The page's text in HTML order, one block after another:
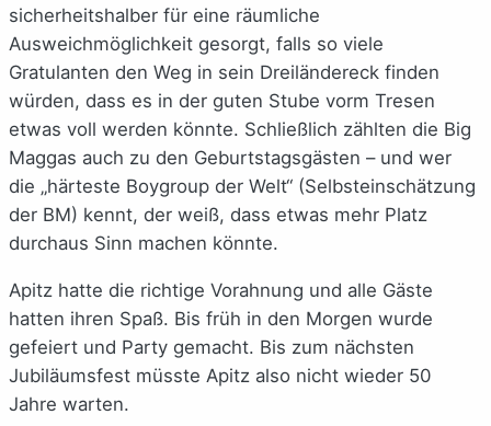
sicherheitshalber für eine räumliche
Ausweichmöglichkeit gesorgt, falls so viele
Gratulanten den Weg in sein Dreiländereck finden
würden, dass es in der guten Stube vorm Tresen
etwas voll werden könnte. Schließlich zählten die Big
Maggas auch zu den Geburtstagsgästen – und wer
die „härteste Boygroup der Welt“ (Selbsteinschätzung
der BM) kennt, der weiß, dass etwas mehr Platz
durchaus Sinn machen könnte.
Apitz hatte die richtige Vorahnung und alle Gäste
hatten ihren Spaß. Bis früh in den Morgen wurde
gefeiert und Party gemacht. Bis zum nächsten
Jubiläumsfest müsste Apitz also nicht wieder 50
Jahre warten.